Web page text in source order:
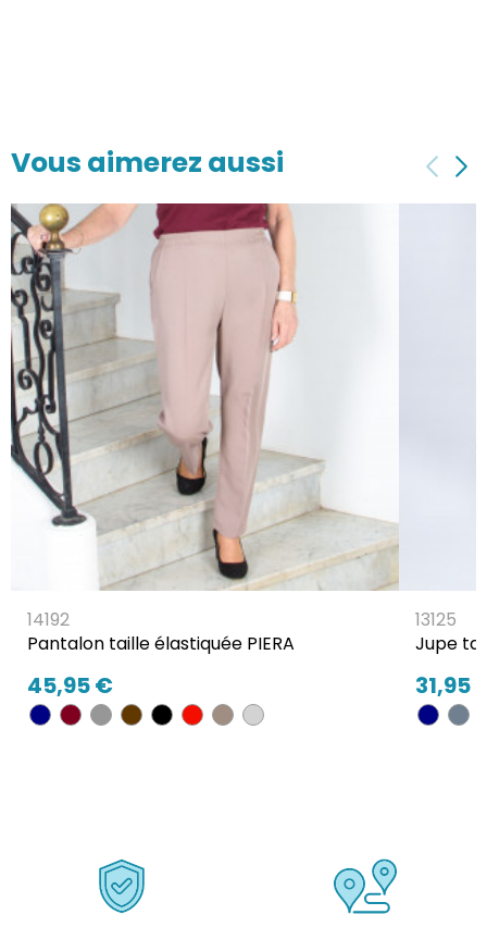
Vous aimerez aussi
14192
Pantalon taille élastiquée PIERA
45,95 €
13125
Jupe
31,95